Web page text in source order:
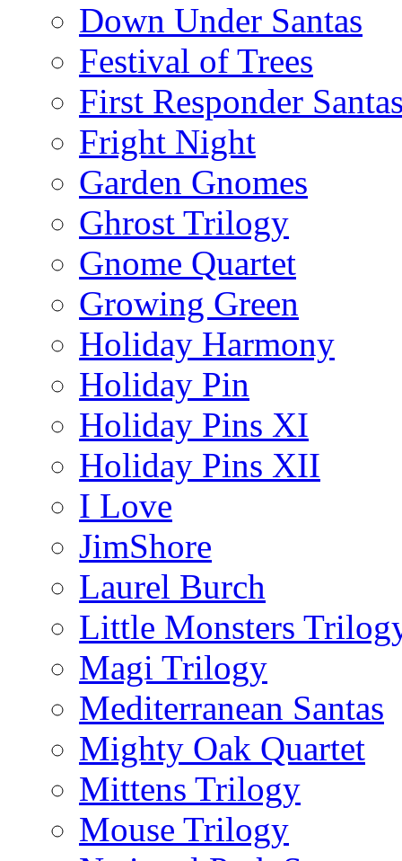
Down Under Santas
Festival of Trees
First Responder
Fright Night
Garden Gnomes
Ghrost Trilogy
Gnome Quartet
Growing Green
Holiday Harmony
Holiday Pin
Holiday Pins XI
Holiday Pins XII
I Love
JimShore
Laurel Burch
Little Monsters
Magi Trilogy
Mediterranean Santas
Mighty Oak Quartet
Mittens Trilogy
Mouse Trilogy